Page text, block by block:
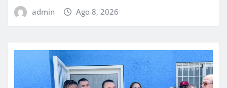
admin Ago 8, 2026